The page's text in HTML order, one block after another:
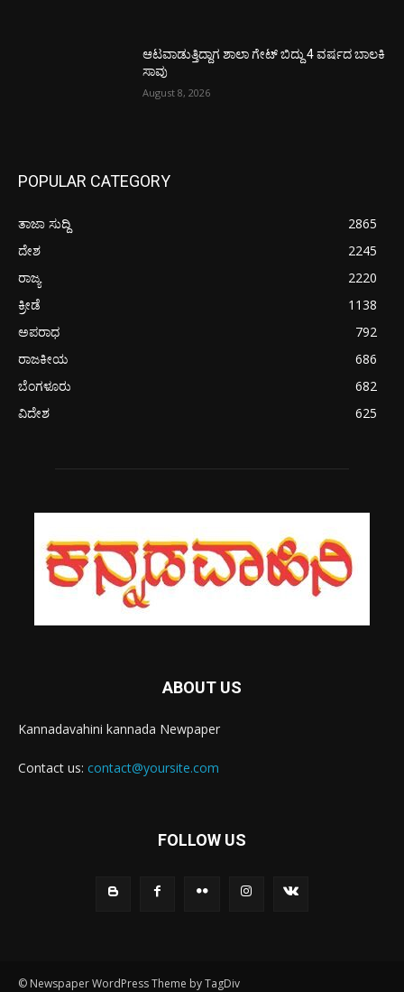
ಆಟವಾಡುತ್ತಿದ್ದಾಗ ಶಾಲಾ ಗೇಟ್‌ ಬಿದ್ದು 4 ವರ್ಷದ ಬಾಲಕಿ
ಸಾವು
August 8, 2026
POPULAR CATEGORY
ತಾಜಾ ಸುದ್ದಿ
2865
ದೇಶ
2245
ರಾಜ್ಯ
2220
ಕ್ರೀಡೆ
1138
ಅಪರಾಧ
792
ರಾಜಕೀಯ
686
ಬೆಂಗಳೂರು
682
ವಿದೇಶ
625
ABOUT US
Kannadavahini kannada Newpaper
Contact us: contact@yoursite.com
FOLLOW US
© Newspaper WordPress Theme by TagDiv